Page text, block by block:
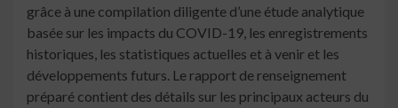
grâce à une compilation diligente d’une étude analytique
basée sur les impacts du COVID-19, les enregistrements
historiques, les statistiques actuelles et à venir et les
développements futurs. Le rapport de renseignement
préparé contient des détails sur les principaux acteurs du